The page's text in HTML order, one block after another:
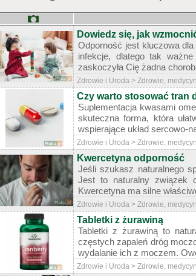
Dowiedz się, jak
Odporność jest kluczowa
infekcje, dlatego tak
zaskoczyła Cię żadna
Zdrowie i Uroda > Zdrowie,
Czy warto stosować tran
Suplementacja kwasami
skuteczna forma, która
wspierające układ sercowo-
Zdrowie i Uroda > Zdrowie,
Kwercetyna odporność
Jeśli szukasz naturalnego
Jest to naturalny związek
Kwercetyna ma silne
Zdrowie i Uroda > Zdrowie,
Tabletki z żurawiną
Tabletki z żurawiną to
częstych zapaleń dróg
wydalanie ich z moczem.
Zdrowie i Uroda > Zdrowie,